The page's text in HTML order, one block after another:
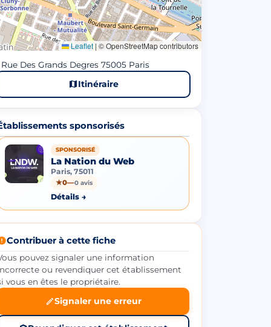
Leaflet |© OpenStreetMap contributors
Rue Des Grands Degres 75005 Paris
Itinéraire
sponsorisés
SPONSORISÉ
La Nation du Web
Paris, 75011
★0—0 avis
Détails →
Contribuer à cette fiche
pouvez signaler une information
ou revendiquer cet établissement
vous en êtes le propriétaire.
Signaler une erreur